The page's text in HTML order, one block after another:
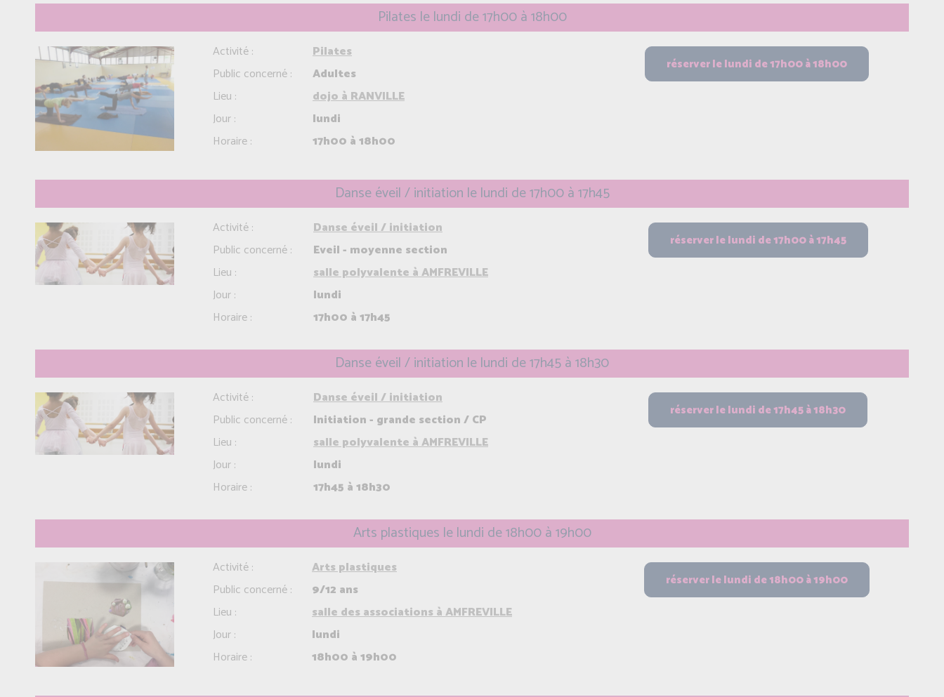
Pilates le lundi de 17h00 à 18h00
Activité :
Public concerné :
Lieu :
Jour :
Horaire :
Pilates
Adultes
dojo à RANVILLE
lundi
17h00 à 18h00
Danse éveil / initiation le lundi de 17h00 à 17h45
Activité :
Public concerné :
Lieu :
Jour :
Horaire :
Danse éveil / initiation
Eveil - moyenne section
salle polyvalente à AMFREVILLE
lundi
17h00 à 17h45
Danse éveil / initiation le lundi de 17h45 à 18h30
Activité :
Public concerné :
Lieu :
Jour :
Horaire :
Danse éveil / initiation
Initiation - grande section / CP
salle polyvalente à AMFREVILLE
lundi
17h45 à 18h30
Arts plastiques le lundi de 18h00 à 19h00
Activité :
Public concerné :
Lieu :
Jour :
Horaire :
Arts plastiques
9/12 ans
salle des associations à AMFREVILLE
lundi
18h00 à 19h00